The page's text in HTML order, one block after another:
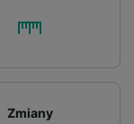
Zmiany